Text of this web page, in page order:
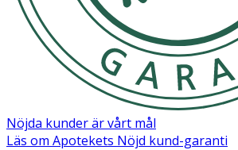
- Tvätta i 60 grader C. Använd inte
Material
95% ekologisk bomull och 5% elastan.
kärna: 100% ekologisk bomull.
polyester laminerad med polyuretan
Nöjda kunder är vårt mål
Läs om Apotekets Nöjd kund-garanti